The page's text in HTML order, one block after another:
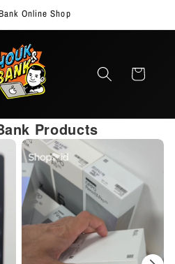
Online Shop
สินค้า
Products